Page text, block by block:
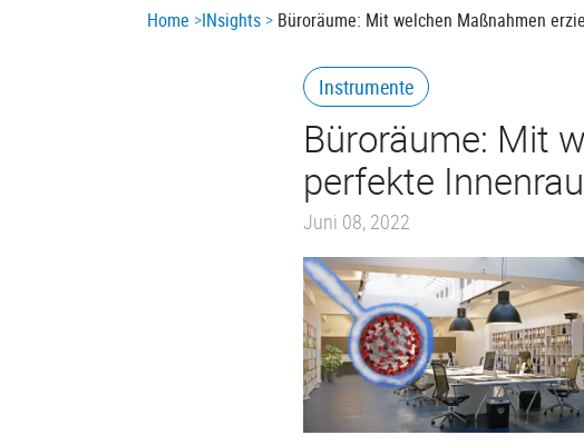
Breadcrumb
Home INsights Büroräume: Mit welchen Maßnahmen
Instrumente
Büroräume: Mit
perfekte
Juni 08, 2022